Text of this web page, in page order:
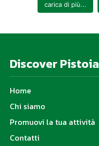
carica di più...
Discover Pistoia
Home
Chi siamo
Promuovi la tua attività
Contatti